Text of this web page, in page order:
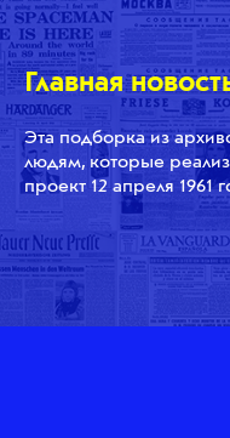
Главная
Эта подборка из
людям, которые
проект 12 апреля 1961